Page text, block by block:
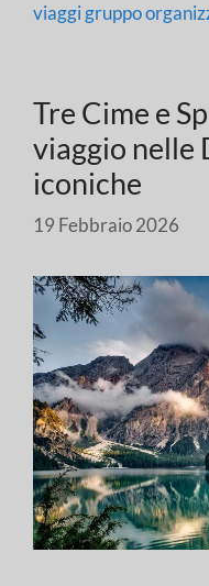
viaggi gruppo
Tre Cime e
viaggio nelle
iconiche
19 Febbraio 2026